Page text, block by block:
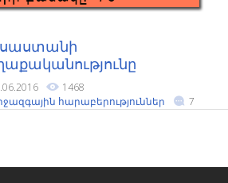
Կովկասում 1991-
1468
հարաբերություններ
7